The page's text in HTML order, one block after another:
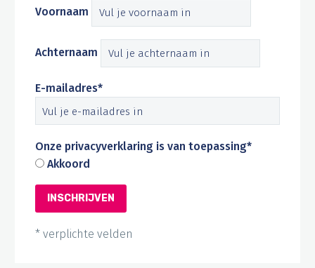
Voornaam
Achternaam
E-mailadres*
Onze privacyverklaring is van toepassing*
Akkoord
* verplichte velden